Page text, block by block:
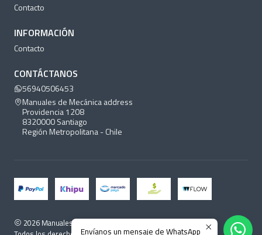
Contacto
INFORMACIÓN
Contacto
CONTÁCTANOS
56940506453
Manuales de Mecánica address
Providencia 1208
8320000 Santiago
Región Metropolitana - Chile
2026 Manuales de Mecánica.
Envíanos un mensaje de WhatsApp